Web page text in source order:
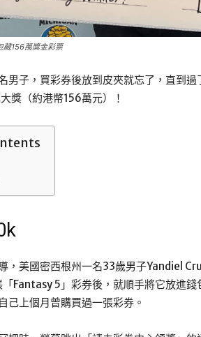
藏156萬獎金彩票
男子，買彩券後放到皮夾就忘了，直到
獎（約港幣156萬元）！
，美國密西根州一名33歲男子Yandiel
「Fantasy 5」彩券後，就順手將它放進
己上個月曾購買過一張彩券。